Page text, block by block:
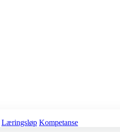
Læringsløp Kompetanse